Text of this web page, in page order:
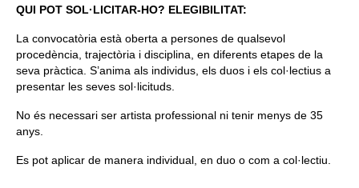
QUI POT SOL·LICITAR-HO? ELEGIBILITAT:
La convocatòria està oberta a persones de qualsevol
procedència, trajectòria i disciplina, en diferents etapes de la
seva pràctica. S’anima als individus, els duos i els col·lectius a
presentar les seves sol·licituds.
No és necessari ser artista professional ni tenir menys de 35
anys.
Es pot aplicar de manera individual, en duo o com a col·lectiu.